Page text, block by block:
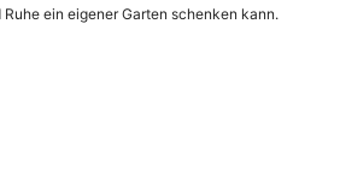
ein eigener Garten schenken kann.